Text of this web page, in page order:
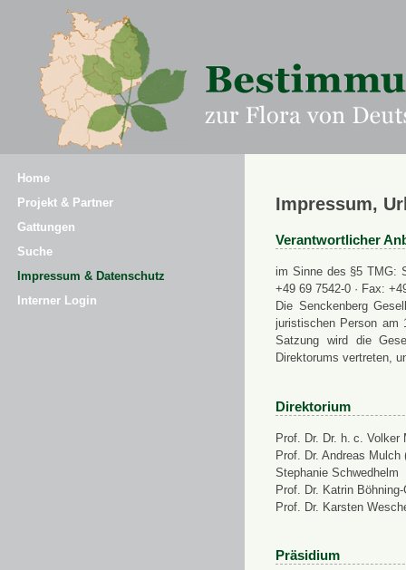
Home
Projekt & Partner
Gattungen
Suche
Impressum & Datenschutz
Interner Login
Impressum,
Verantwortlicher
im Sinne des §5 TMG:
+49 69 7542-0 · Fax:
Die Senckenberg
juristischen Person am
Satzung wird die
Direktorums vertreten,
Direktorium
Prof. Dr. Dr. h. c. Volker
Prof. Dr. Andreas
Stephanie Schwedhelm
Prof. Dr. Katrin
Prof. Dr. Karsten
Präsidium